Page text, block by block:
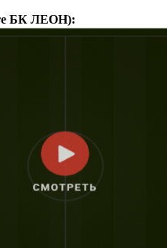
БК ЛЕОН):